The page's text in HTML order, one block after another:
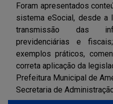
Foram apresentados
sistema eSocial, desde a
transmissão das
previdenciárias e
exemplos práticos,
correta aplicação da
Prefeitura Municipal de
Secretaria de